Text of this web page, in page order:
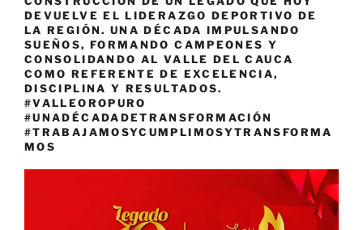
DEVUELVE EL LIDERAZGO DEPORTIVO DE
LA REGIÓN. UNA DÉCADA IMPULSANDO
SUEÑOS, FORMANDO CAMPEONES Y
CONSOLIDANDO AL VALLE DEL CAUCA
COMO REFERENTE DE EXCELENCIA,
DISCIPLINA Y RESULTADOS.
#VALLEOROPURO
#UNADÉCADADETRANSFORMACIÓN
#TRABAJAMOSYCUMPLIMOSYTRANSFORMA
MOS